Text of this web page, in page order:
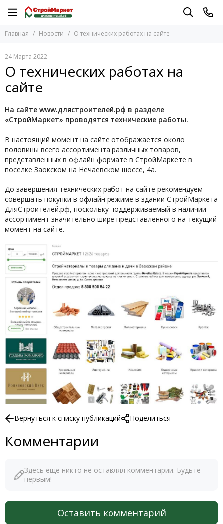
Главная Новости О технических работах на сайте
24 Марта 2022
О технических работах на
сайте
На сайте www.длястроителей.рф в разделе
«СтройМаркет» проводятся технические работы.
В настоящий момент на сайте отображается около
половины всего ассортимента различных товаров,
представленных в офлайн формате в СтройМаркете в
поселке Заокском на Нечаевском шоссе, 4а.
До завершения технических работ на сайте рекомендуем
совершать покупки в офлайн режиме в здании СтройМаркета
ДляСтроителей.рф, поскольку поддерживаемый в наличии
ассортимент значительно шире представленного на текущий
момент на сайте.
Вернуться к списку публикаций Поделиться
Комментарии
Здесь еще никто не оставлял комментарии. Будьте
первым!
Оставить комментарий